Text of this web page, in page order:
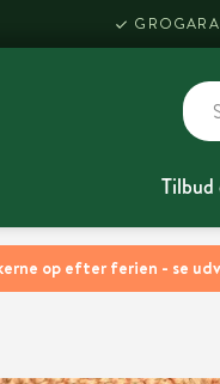
op efter ferien - se
Tilbud